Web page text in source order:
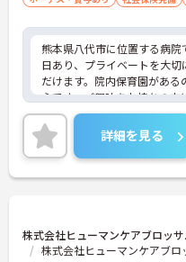
熊本県八代市に位置する病院
日あり、プライベートを大
だけます。院内保育園がある
心です。ご興味をお持ちの方
せください。
詳細を見る
株式会社ヒューマンケアブロッ
株式会社ヒューマンケアブロ